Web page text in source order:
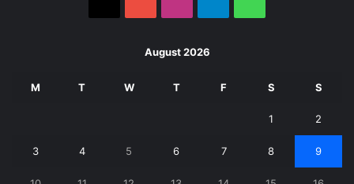
August 2026
M T W T F S S
1 2
3 4 5 6 7 8 9